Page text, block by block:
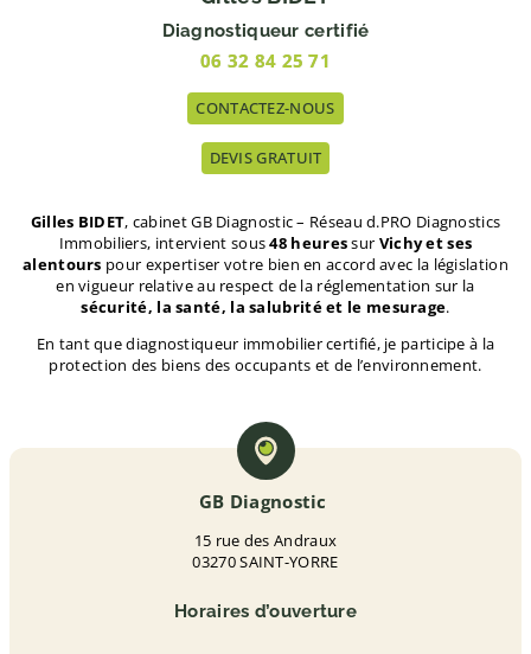
Diagnostiqueur certifié
06 32 84 25 71
CONTACTEZ-NOUS
DEVIS GRATUIT
Gilles BIDET, cabinet GB Diagnostic – Réseau d.PRO Diagnostics
Immobiliers, intervient sous48 heuressur Vichy et ses
alentours pour expertiser votre bien en accord avec la législation
en vigueur relative au respect de la réglementation sur la
sécurité, la santé, la salubrité et le mesurage.
En tant que diagnostiqueur immobilier certifié, je participe à la
protection des biens des occupants et de l’environnement.
GB Diagnostic
15 rue des Andraux
03270 SAINT-YORRE
Horaires d’ouverture